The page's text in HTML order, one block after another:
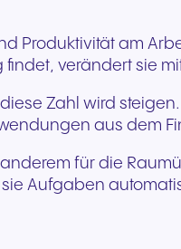
Produktivität am
verändert sie
Zahl wird
aus dem
für die
Aufgaben